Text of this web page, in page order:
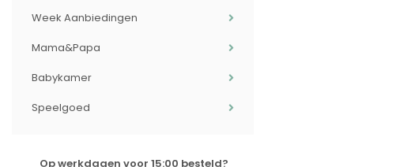
Week Aanbiedingen
Mama&Papa
Babykamer
Speelgoed
Op werkdagen voor 15:00 besteld?